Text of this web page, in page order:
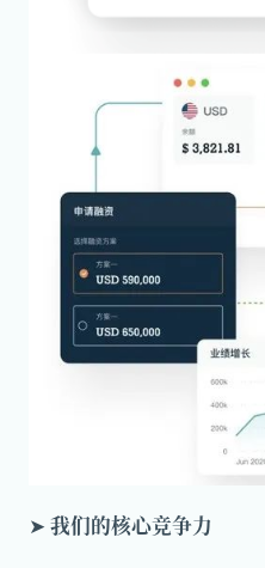
➤ 我们的核心竞争力